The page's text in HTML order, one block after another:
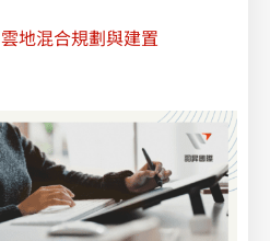
雲地混合規劃與建置